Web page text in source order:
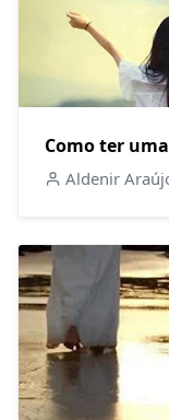
Como ter
Aldenir